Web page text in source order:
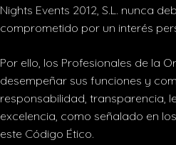
Nights Events 2012, S.L. nunca
comprometido por un interés
Por ello, los Profesionales de la
desempeñar sus funciones y
responsabilidad, transparencia,
excelencia, como señalado en
este Código Ético.